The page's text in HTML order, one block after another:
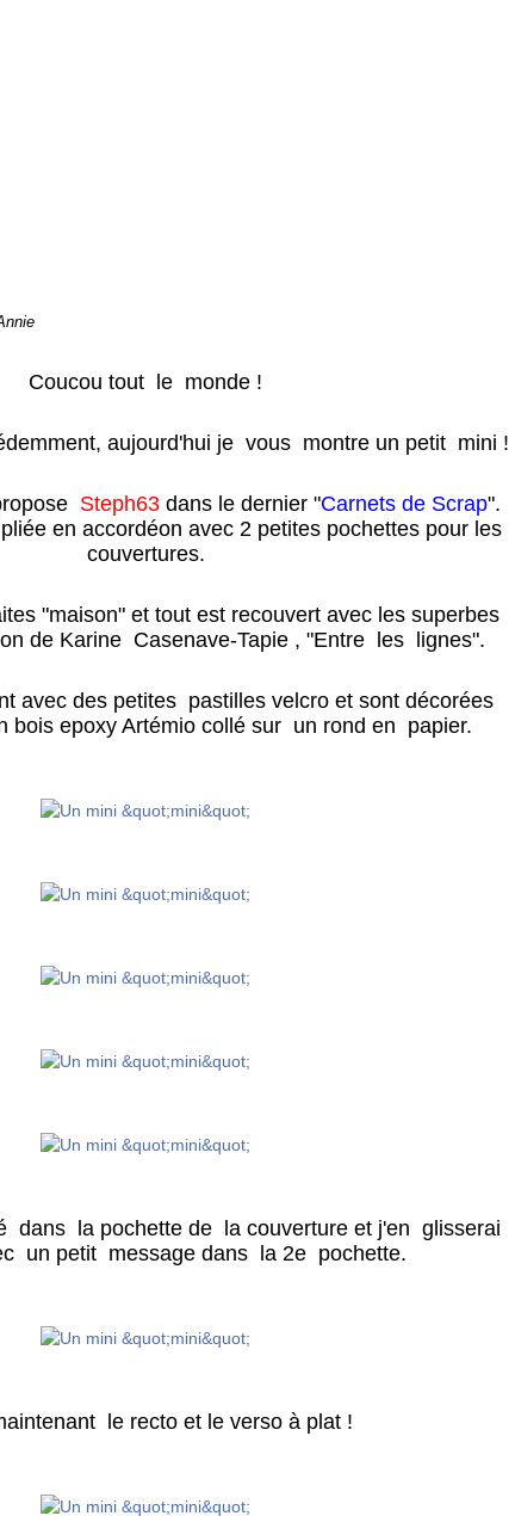
Coucou tout le monde !
aujourd'hui je vous montre un petit mini !
Steph63dans le dernier "Carnets de Scrap".
en accordéon avec 2 petites pochettes pour les
couvertures.
"maison" et tout est recouvert avec les superbes
de Karine Casenave-Tapie , "Entre les lignes".
avec des petites pastilles velcro et sont décorées
epoxy Artémio collé sur un rond en papier.
dans la pochette de la couverture et j'en glisserai
un petit message dans la 2e pochette.
le recto et le verso à plat !